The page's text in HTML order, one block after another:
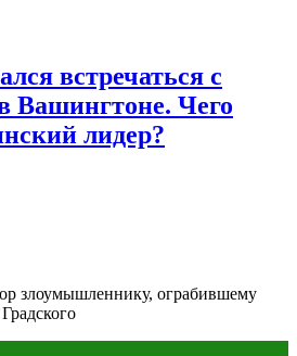
встречаться с
Вашингтоне. Чего
лидер?
злоумышленнику, ограбившему